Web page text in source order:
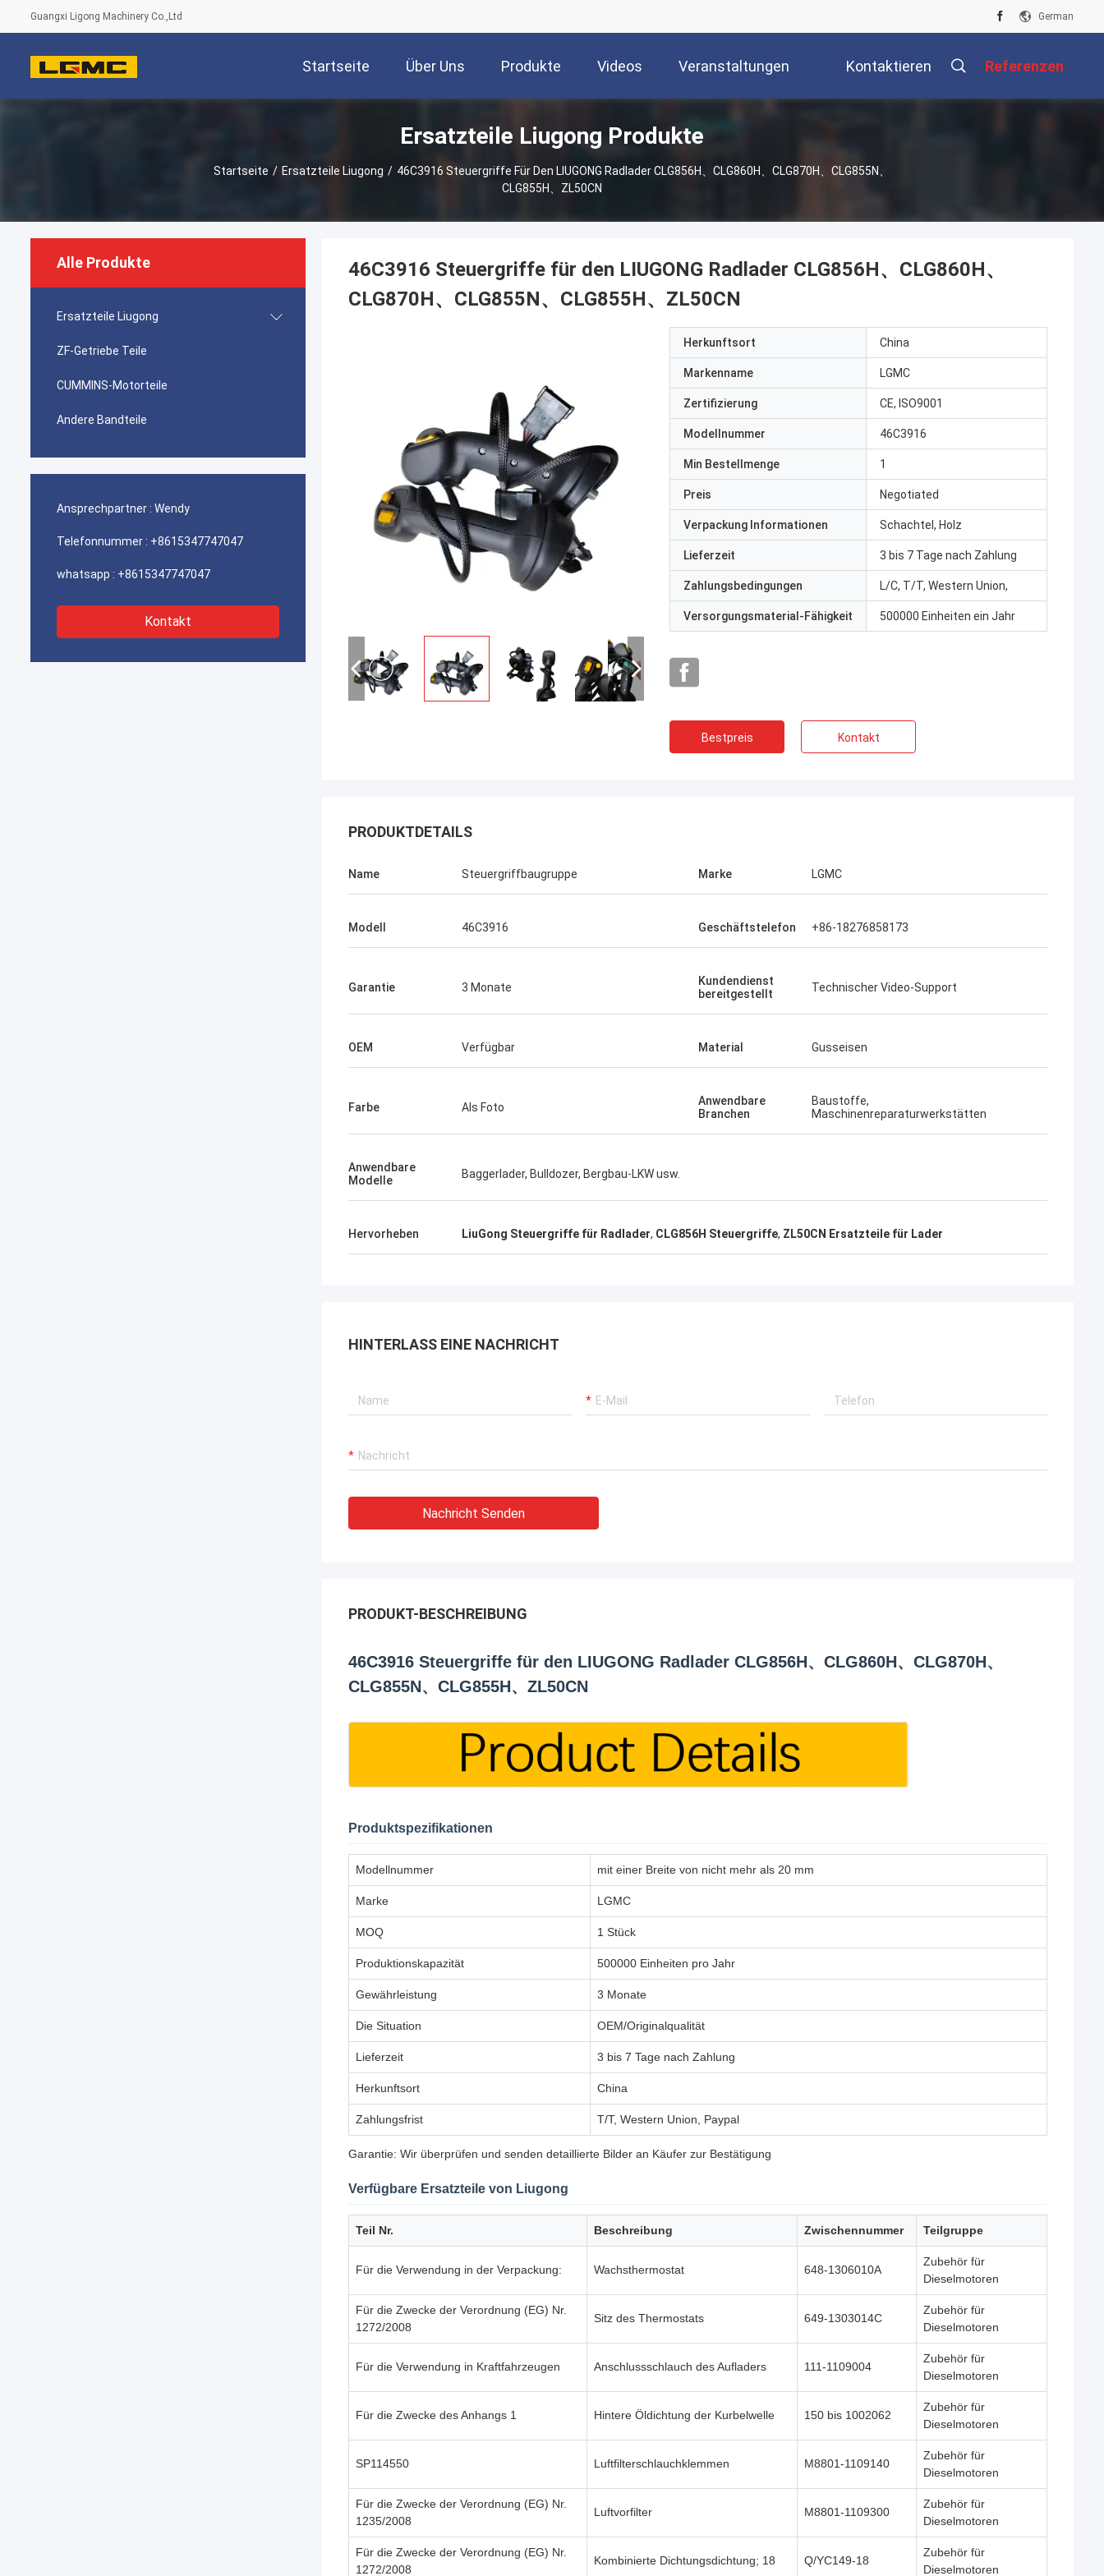
Guangxi Ligong Machinery Co.,Ltd German
Startseite Über Uns Produkte Videos Veranstaltungen Kontaktieren Referenzen
Ersatzteile Liugong Produkte
Startseite / Ersatzteile Liugong / 46C3916 Steuergriffe Für Den LIUGONG Radlader CLG856H、CLG860H、CLG870H、CLG855N、
CLG855H、ZL50CN
Alle Produkte
Ersatzteile Liugong
ZF-Getriebe Teile
CUMMINS-Motorteile
Andere Bandteile
Ansprechpartner : Wendy
Telefonnummer : +8615347747047
whatsapp : +8615347747047
Kontakt
46C3916 Steuergriffe für den LIUGONG Radlader CLG856H、CLG860H、
CLG870H、CLG855N、CLG855H、ZL50CN
Herkunftsort China
Markenname LGMC
Zertifizierung CE, ISO9001
Modellnummer 46C3916
Min Bestellmenge 1
Preis Negotiated
Verpackung Informationen Schachtel, Holz
Lieferzeit 3 bis 7 Tage nach Zahlung
Zahlungsbedingungen L/C, T/T, Western Union,
Versorgungsmaterial-Fähigkeit 500000 Einheiten ein Jahr
Bestpreis Kontakt
PRODUKTDETAILS
Name Steuergriffbaugruppe Marke LGMC
Modell 46C3916 Geschäftstelefon +86-18276858173
Garantie 3 Monate
Kundendienst
bereitgestellt
Technischer Video-Support
OEM Verfügbar Material Gusseisen
Farbe Als Foto
Anwendbare
Branchen
Baustoffe,
Maschinenreparaturwerkstätten
Anwendbare
Modelle
Baggerlader, Bulldozer, Bergbau-LKW usw.
Hervorheben LiuGong Steuergriffe für Radlader, CLG856H Steuergriffe, ZL50CN Ersatzteile für Lader
HINTERLASS EINE NACHRICHT
Nachricht Senden
PRODUKT-BESCHREIBUNG
46C3916 Steuergriffe für den LIUGONG Radlader CLG856H、CLG860H、CLG870H、
CLG855N、CLG855H、ZL50CN
Produktspezifikationen
Modellnummer mit einer Breite von nicht mehr als 20 mm
Marke LGMC
MOQ 1 Stück
Produktionskapazität 500000 Einheiten pro Jahr
Gewährleistung 3 Monate
Die Situation OEM/Originalqualität
Lieferzeit 3 bis 7 Tage nach Zahlung
Herkunftsort China
Zahlungsfrist T/T, Western Union, Paypal
Garantie: Wir überprüfen und senden detaillierte Bilder an Käufer zur Bestätigung
Verfügbare Ersatzteile von Liugong
Teil Nr. Beschreibung Zwischennummer Teilgruppe
Für die Verwendung in der Verpackung: Wachsthermostat 648-1306010A
Zubehör für
Dieselmotoren
Für die Zwecke der Verordnung (EG) Nr.
1272/2008
Sitz des Thermostats 649-1303014C
Zubehör für
Dieselmotoren
Für die Verwendung in Kraftfahrzeugen Anschlussschlauch des Aufladers 111-1109004
Zubehör für
Dieselmotoren
Für die Zwecke des Anhangs 1 Hintere Öldichtung der Kurbelwelle 150 bis 1002062
Zubehör für
Dieselmotoren
SP114550 Luftfilterschlauchklemmen M8801-1109140
Zubehör für
Dieselmotoren
Für die Zwecke der Verordnung (EG) Nr.
1235/2008
Luftvorfilter M8801-1109300
Zubehör für
Dieselmotoren
Für die Zwecke der Verordnung (EG) Nr.
1272/2008
Kombinierte Dichtungsdichtung; 18 Q/YC149-18
Zubehör für
Dieselmotoren